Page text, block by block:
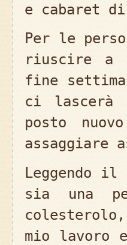
e cabaret
Per le
riuscire a
fine
ci lascerà
posto
assaggiare
Leggendo il
sia una
mio lavoro